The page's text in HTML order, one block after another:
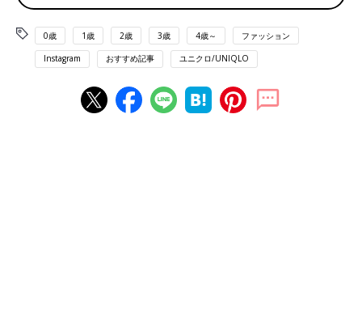
0歳 1歳 2歳 3歳 4歳～ ファッション
Instagram おすすめ記事 ユニクロ/UNIQLO